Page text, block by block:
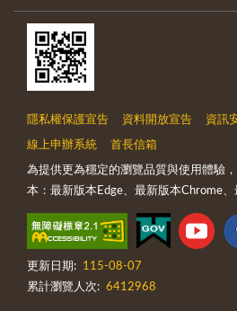
隱私權保護宣告 資料開放宣告 資訊
線上申辦系統 首長信箱
為提供更為穩定的瀏覽品質與使用體驗
本：最新版本Edge、最新版本Chrome
更新日期:
115-08-07
累計瀏覽人次: 6412968